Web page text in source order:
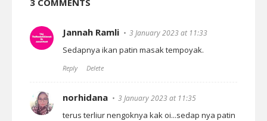
3 COMMENTS
Jannah Ramli 3 January 2023 at 11:33
Sedapnya ikan patin masak tempoyak.
Reply Delete
norhidana 3 January 2023 at 11:35
terus terliur nengoknya kak oi...sedap nya patin